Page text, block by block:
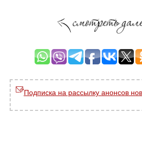
Подписка на рассылку анонсов